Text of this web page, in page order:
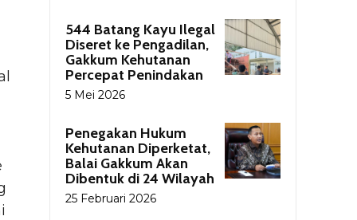
544 Batang Kayu Ilegal
Diseret ke Pengadilan,
Gakkum Kehutanan
Percepat Penindakan
5 Mei 2026
Penegakan Hukum
Kehutanan Diperketat,
Balai Gakkum Akan
Dibentuk di 24 Wilayah
25 Februari 2026